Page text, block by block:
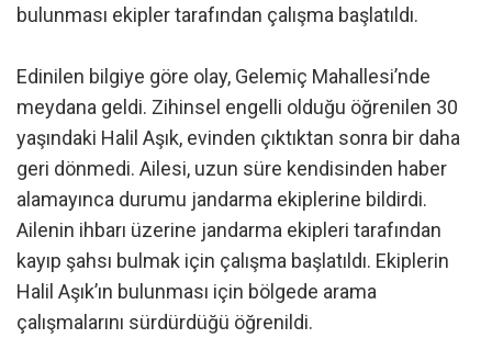
bulunması ekipler tarafından çalışma başlatıldı.
Edinilen bilgiye göre olay, Gelemiç Mahallesi’nde
meydana geldi. Zihinsel engelli olduğu öğrenilen 30
yaşındaki Halil Aşık, evinden çıktıktan sonra bir daha
geri dönmedi. Ailesi, uzun süre kendisinden haber
alamayınca durumu jandarma ekiplerine bildirdi.
Ailenin ihbarı üzerine jandarma ekipleri tarafından
kayıp şahsı bulmak için çalışma başlatıldı. Ekiplerin
Halil Aşık’ın bulunması için bölgede arama
çalışmalarını sürdürdüğü öğrenildi.